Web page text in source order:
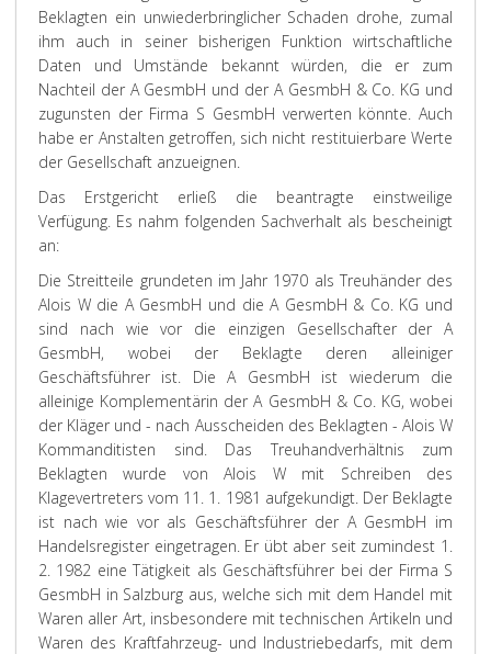
Beklagten ein unwiederbringlicher Schaden drohe, zumal
ihm auch in seiner bisherigen Funktion wirtschaftliche
Daten und Umstände bekannt würden, die er zum
Nachteil der A GesmbH und der A GesmbH & Co. KG und
zugunsten der Firma S GesmbH verwerten könnte. Auch
habe er Anstalten getroffen, sich nicht restituierbare Werte
der Gesellschaft anzueignen.
Das Erstgericht erließ die beantragte einstweilige
Verfügung. Es nahm folgenden Sachverhalt als bescheinigt
an:
Die Streitteile grundeten im Jahr 1970 als Treuhänder des
Alois W die A GesmbH und die A GesmbH & Co. KG und
sind nach wie vor die einzigen Gesellschafter der A
GesmbH, wobei der Beklagte deren alleiniger
Geschäftsführer ist. Die A GesmbH ist wiederum die
alleinige Komplementärin der A GesmbH & Co. KG, wobei
der Kläger und - nach Ausscheiden des Beklagten - Alois W
Kommanditisten sind. Das Treuhandverhältnis zum
Beklagten wurde von Alois W mit Schreiben des
Klagevertreters vom 11. 1. 1981 aufgekundigt. Der Beklagte
ist nach wie vor als Geschäftsführer der A GesmbH im
Handelsregister eingetragen. Er übt aber seit zumindest 1.
2. 1982 eine Tätigkeit als Geschäftsführer bei der Firma S
GesmbH in Salzburg aus, welche sich mit dem Handel mit
Waren aller Art, insbesondere mit technischen Artikeln und
Waren des Kraftfahrzeug- und Industriebedarfs, mit dem